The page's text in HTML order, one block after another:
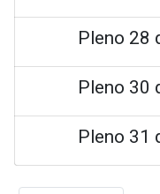
Pleno 28
Pleno 30
Pleno 31